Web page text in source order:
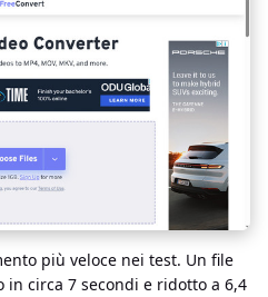
più veloce nei test. Un file
in circa 7 secondi e ridotto a 6,4